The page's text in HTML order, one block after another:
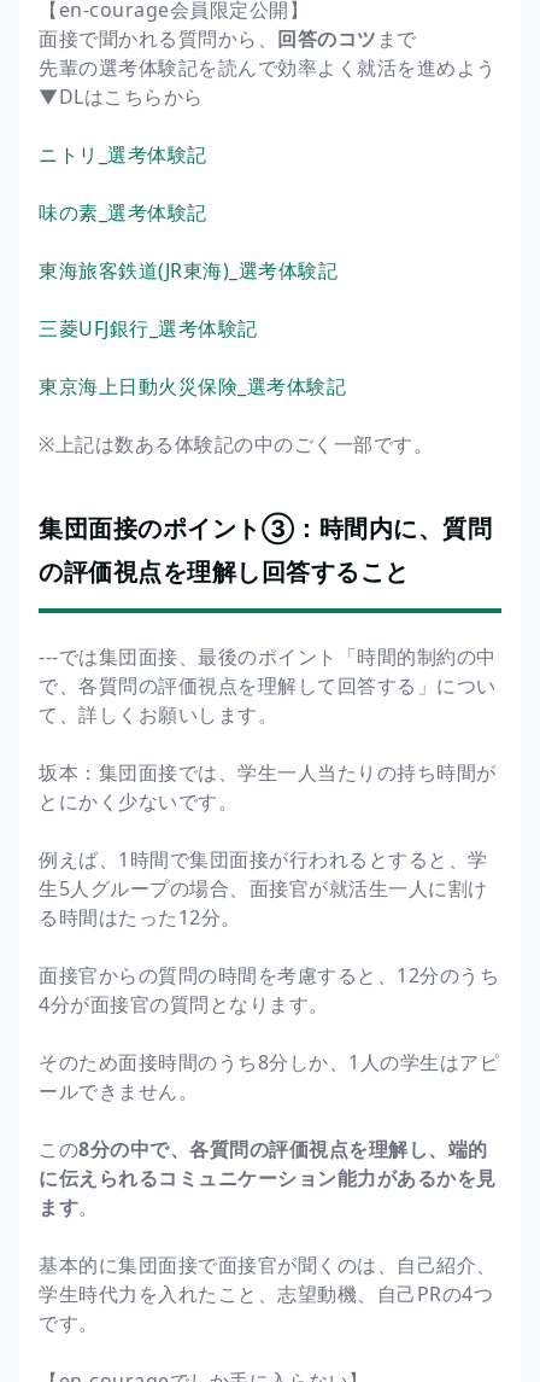
【en-courage会員限定公開】
面接で聞かれる質問から、 回答のコツ まで
先輩の選考体験記を読んで効率よく就活を進めよう
▼DLはこちらから
ニトリ_選考体験記
味の素_選考体験記
東海旅客鉄道(JR東海)_選考体験記
三菱UFJ銀行_選考体験記
東京海上日動火災保険_選考体験記
※上記は数ある体験記の中のごく一部です。
集団面接のポイント③：時間内に、質問
の評価視点を理解し回答すること
---では集団面接、最後のポイント「時間的制約の中
で、各質問の評価視点を理解して回答する」につい
て、詳しくお願いします。
坂本：集団面接では、学生一人当たりの持ち時間が
とにかく少ないです。
例えば、1時間で集団面接が行われるとすると、学
生5人グループの場合、面接官が就活生一人に割け
る時間はたった12分。
面接官からの質問の時間を考慮すると、12分のうち
4分が面接官の質問となります。
そのため面接時間のうち8分しか、1人の学生はアピ
ールできません。
この8分の中で、各質問の評価視点を理解し、端的
に伝えられるコミュニケーション能力があるかを見
ます。
基本的に集団面接で面接官が聞くのは、自己紹介、
学生時代力を入れたこと、志望動機、自己PRの4つ
です。